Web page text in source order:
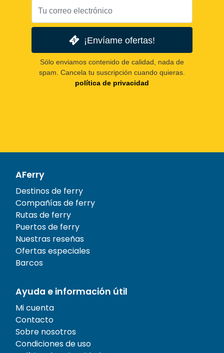
¡Envíame ofertas!
Sólo enviamos contenido de calidad, nada de
spam. Cancela tu suscripción cuando quieras.
política de privacidad
AFerry
Destinos de ferry
Compañías de ferry
Rutas de ferry
Puertos de ferry
Nuestras reseñas
Ofertas especiales
Barcos
Ayuda e información útil
Mi cuenta
Contacto
Sobre nosotros
Condiciones de uso